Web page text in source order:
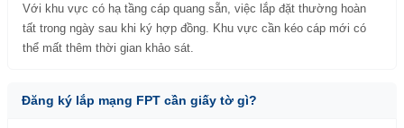
Với khu vực có hạ tầng cáp quang sẵn, việc lắp đặt thường hoàn
tất trong ngày sau khi ký hợp đồng. Khu vực cần kéo cáp mới có
thể mất thêm thời gian khảo sát.
Đăng ký lắp mạng FPT cần giấy tờ gì?